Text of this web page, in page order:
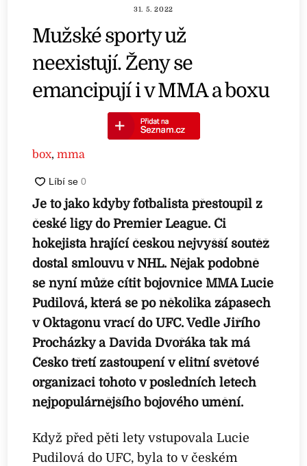
31. 5. 2022
Mužské sporty už
neexistují. Ženy se
emancipují i v MMA a boxu
box,mma
Je to jako kdyby fotbalista přestoupil z
české ligy do Premier League. Či
hokejista hrající českou nejvyšší soutěž
dostal smlouvu v NHL. Nějak podobně
se nyní může cítit bojovnice MMA Lucie
Pudilová, která se po několika zápasech
v Oktagonu vrací do UFC. Vedle Jiřího
Procházky a Davida Dvořáka tak má
Česko třetí zastoupení v elitní světové
organizaci tohoto v posledních letech
nejpopulárnějšího bojového umění.
Když před pěti lety vstupovala Lucie
Pudilová do UFC, byla to v českém